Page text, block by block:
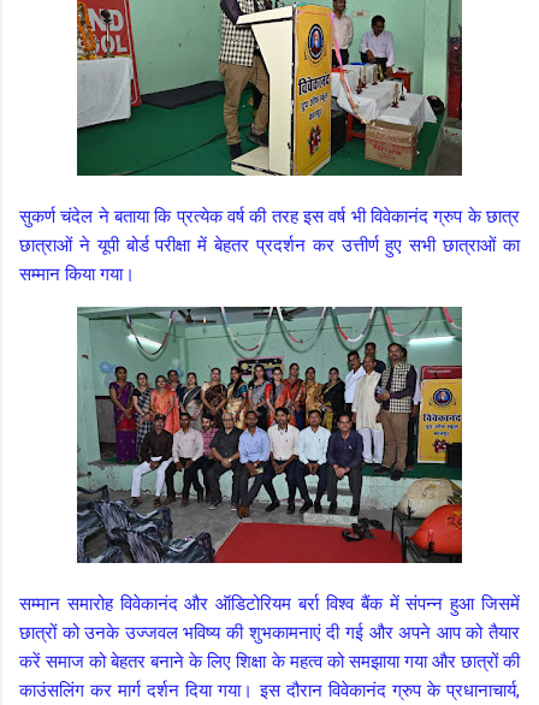
सुकर्ण चंदेल ने बताया कि प्रत्येक वर्ष की तरह इस वर्ष भी विवेकानंद ग्रुप के छात्र
छात्राओं ने यूपी बोर्ड परीक्षा में बेहतर प्रदर्शन कर उत्तीर्ण हुए सभी छात्राओं का
सम्मान किया गया।
सम्मान समारोह विवेकानंद और ऑडिटोरियम बर्रा विश्व बैंक में संपन्न हुआ जिसमें
छात्रों को उनके उज्जवल भविष्य की शुभकामनाएं दी गई और अपने आप को तैयार
करें समाज को बेहतर बनाने के लिए शिक्षा के महत्व को समझाया गया और छात्रों की
काउंसलिंग कर मार्ग दर्शन दिया गया। इस दौरान विवेकानंद ग्रुप के प्रधानाचार्य,